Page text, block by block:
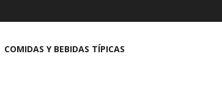
COMIDAS Y BEBIDAS TÍPICAS